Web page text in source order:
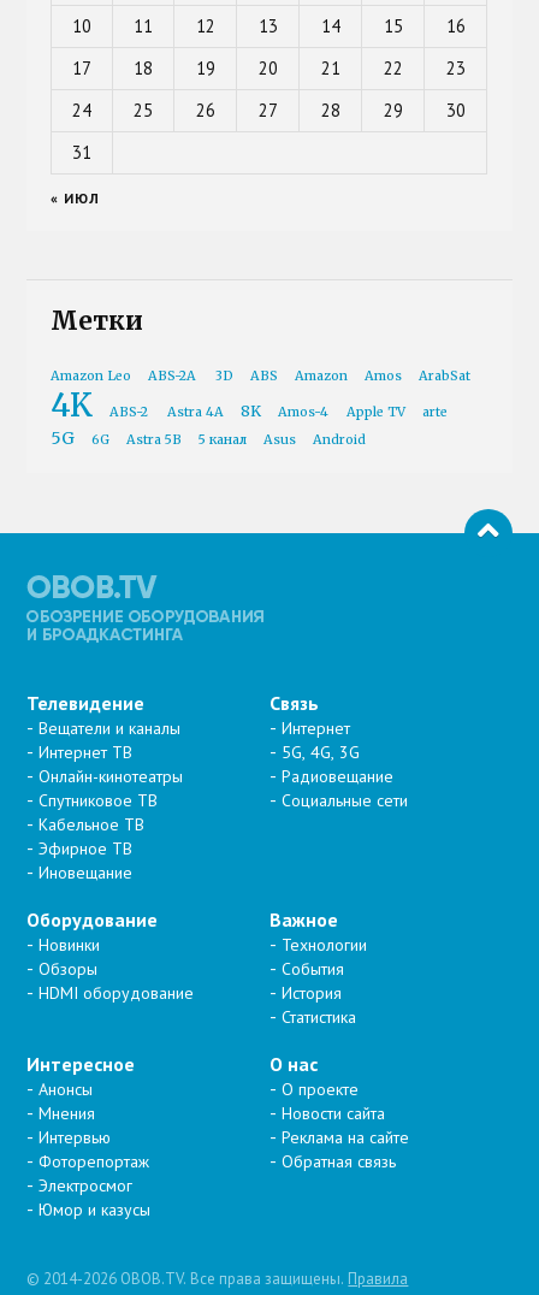
10
11 12 13 14 15
16
17
18 19 20 21 22
23
24
25 26 27 28 29
30
31
« ИЮЛ
Метки
Amazon Leo ABS-2A 3D ABS Amazon Amos ArabSat
4K ABS-2 Astra 4A 8K Amos-4 Apple TV arte
5G 6G Astra 5B 5 канал Asus Android
Телевидение
Вещатели и каналы
Интернет ТВ
Онлайн-кинотеатры
Спутниковое ТВ
Кабельное ТВ
Эфирное ТВ
Иновещание
Связь
Интернет
5G, 4G, 3G
Радиовещание
Социальные сети
Оборудование
Новинки
Обзоры
HDMI оборудование
Важное
Технологии
События
История
Статистика
Интересное
Анонсы
Мнения
Интервью
Фоторепортаж
Электросмог
Юмор и казусы
О нас
О проекте
Новости сайта
Реклама на сайте
Обратная связь
© 2014-2026 OBOB.TV. Все права защищены. Правила